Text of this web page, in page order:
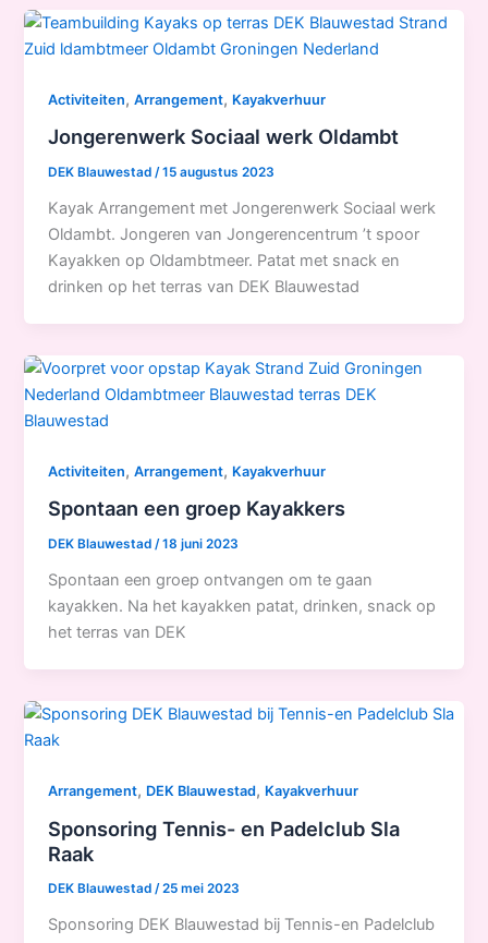
Activiteiten,Arrangement, Kayakverhuur
Jongerenwerk Sociaal werk Oldambt
DEK Blauwestad/15 augustus 2023
Kayak Arrangement met Jongerenwerk Sociaal werk
Oldambt. Jongeren van Jongerencentrum ’t spoor
Kayakken op Oldambtmeer. Patat met snack en
drinken op het terras van DEK Blauwestad
Activiteiten,Arrangement, Kayakverhuur
Spontaan een groep Kayakkers
DEK Blauwestad/18 juni 2023
Spontaan een groep ontvangen om te gaan
kayakken. Na het kayakken patat, drinken, snack op
het terras van DEK
Arrangement, DEK Blauwestad, Kayakverhuur
Sponsoring Tennis- en Padelclub Sla
Raak
DEK Blauwestad/25 mei 2023
Sponsoring DEK Blauwestad bij Tennis-en Padelclub